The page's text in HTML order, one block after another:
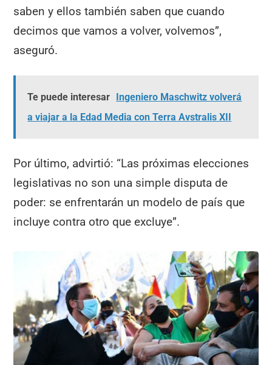
saben y ellos también saben que cuando
decimos que vamos a volver, volvemos”,
aseguró.
Te puede interesar Ingeniero Maschwitz volverá
a viajar a la Edad Media con Terra Avstralis XII
Por último, advirtió: “Las próximas elecciones
legislativas no son una simple disputa de
poder: se enfrentarán un modelo de país que
incluye contra otro que excluye”.